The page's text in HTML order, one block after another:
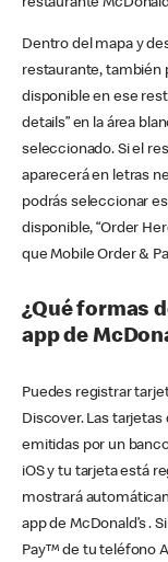
restaurante
Dentro del mapa y
restaurante, también
disponible en ese
details” en la área
seleccionado. Si el
aparecerá en letras
podrás seleccionar
disponible, “Order
que Mobile Order &
¿Qué formas
app de
Puedes registrar
Discover. Las
emitidas por un
iOS y tu tarjeta está
mostrará
app de McDonald’s .
Pay™ de tu teléfono